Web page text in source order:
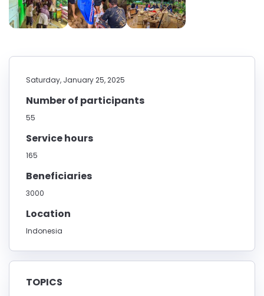
Saturday, January 25, 2025
Number of participants
55
Service hours
165
Beneficiaries
3000
Location
Indonesia
TOPICS